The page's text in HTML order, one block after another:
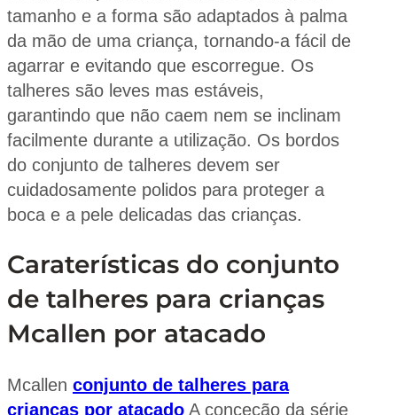
tamanho e a forma são adaptados à palma
da mão de uma criança, tornando-a fácil de
agarrar e evitando que escorregue. Os
talheres são leves mas estáveis,
garantindo que não caem nem se inclinam
facilmente durante a utilização. Os bordos
do conjunto de talheres devem ser
cuidadosamente polidos para proteger a
boca e a pele delicadas das crianças.
Caraterísticas do conjunto
de talheres para crianças
Mcallen por atacado
Mcallen conjunto de talheres para
crianças por atacado A conceção da série